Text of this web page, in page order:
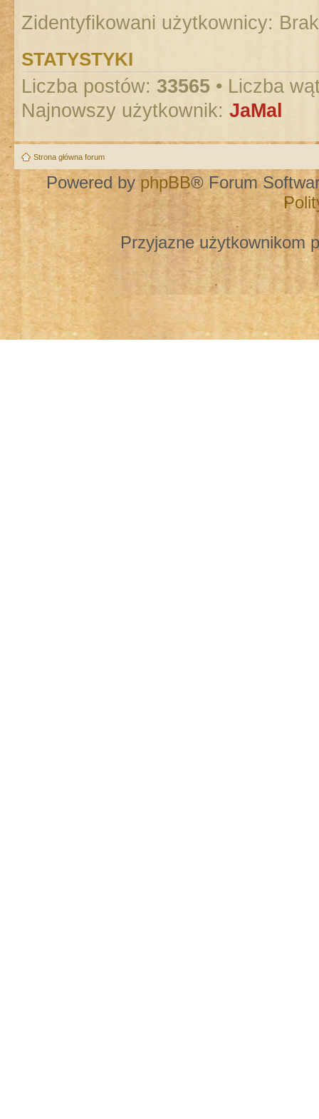
Zidentyfikowani użytkownicy:
STATYSTYKI
Liczba postów: 33565 • Liczba
Najnowszy użytkownik: JaMal
Strona główna forum
Powered by phpBB® Forum
Przyjazne użytkownikom